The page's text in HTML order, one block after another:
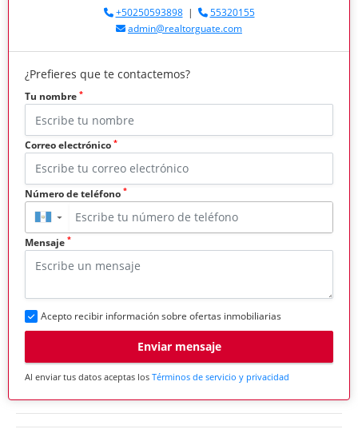
+50250593898|
55320155
admin@realtorguate.com
¿Prefieres que te contactemos?
Tu nombre *
Correo electrónico *
Número de teléfono *
▼
Mensaje *
Acepto recibir información sobre ofertas inmobiliarias
Enviar mensaje
Al enviar tus datos aceptas los Términos de servicio y privacidad